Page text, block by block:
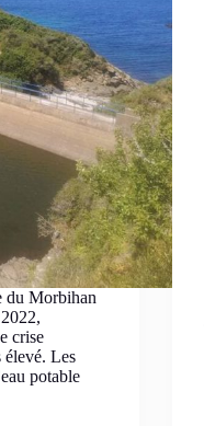
du Morbihan
crise
élevé. Les
potable